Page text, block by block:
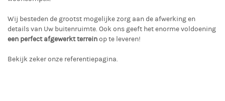
Wij besteden de grootst mogelijke zorg aan de afwerking en
details van Uw buitenruimte. Ook ons geeft het enorme voldoening
een perfect afgewerkt terreinop te leveren!
Bekijk zeker onze referentiepagina.